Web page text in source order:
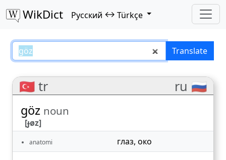
WikDict Русский ↔ Türkçe
göz – Русский–Türkçe Translate
🇹🇷 tr ru 🇷🇺
göz noun
[ɟøz]
anatomi глаз, око